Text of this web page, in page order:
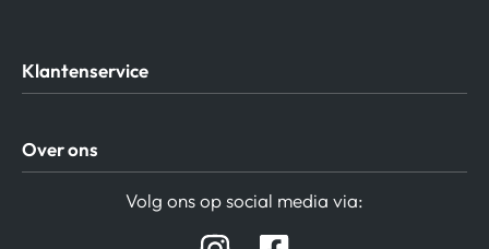
Klantenservice
Privacy beleid
Verzending / Retour
Afspraak Demoruimte
Over ons
Hifi winkel Raamsdonksveer
Volg ons op social media via: